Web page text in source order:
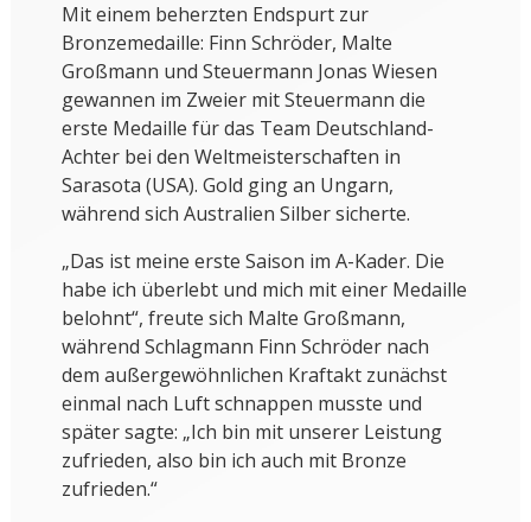
Mit einem beherzten Endspurt zur
Bronzemedaille: Finn Schröder, Malte
Großmann und Steuermann Jonas Wiesen
gewannen im Zweier mit Steuermann die
erste Medaille für das Team Deutschland-
Achter bei den Weltmeisterschaften in
Sarasota (USA). Gold ging an Ungarn,
während sich Australien Silber sicherte.
„Das ist meine erste Saison im A-Kader. Die
habe ich überlebt und mich mit einer Medaille
belohnt“, freute sich Malte Großmann,
während Schlagmann Finn Schröder nach
dem außergewöhnlichen Kraftakt zunächst
einmal nach Luft schnappen musste und
später sagte: „Ich bin mit unserer Leistung
zufrieden, also bin ich auch mit Bronze
zufrieden.“